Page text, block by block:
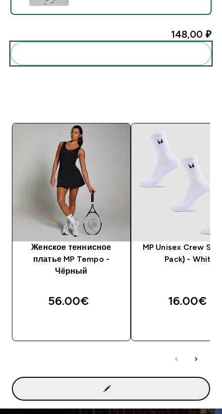
148,00 ₽‎
Женское теннисное
платье MP Tempo -
Чёрный
56.00€‎
MP Unisex Crew
Pack) - White
16.00€‎